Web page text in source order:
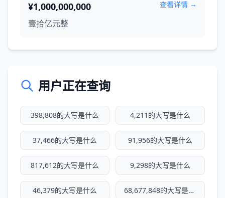
¥1,000,000,000 查看详情 →
壹拾亿元整
用户正在查询
398,808的大写是什么 4,211的大写是什么
37,466的大写是什么 91,956的大写是什么
817,612的大写是什么 9,298的大写是什么
46,379的大写是什么 68,677,848的大写是什么